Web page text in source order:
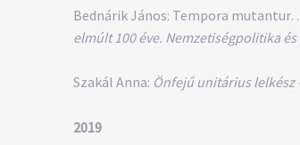
Bednárik János: Tempora
elmúlt 100 éve. Nemzetiségpolitika
Szakál Anna: Önfejű unitárius lelkész
2019